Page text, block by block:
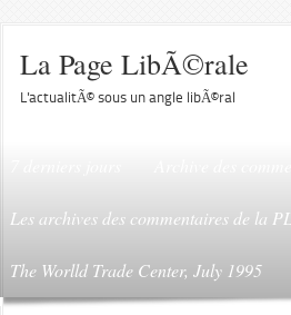
La Page LibÃ©rale
L'actualitÃ© sous un angle libÃ©ral
Les archives des commentaires de la PL
The Worlld Trade Center, July 1995